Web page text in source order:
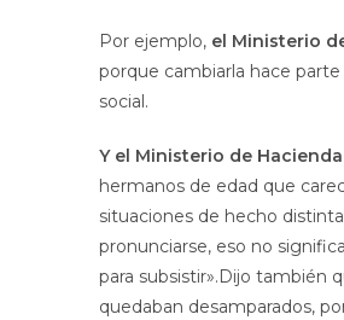
Por ejemplo, el Ministerio
porque cambiarla hace
social.
Y el Ministerio de Hacienda
hermanos de edad que
situaciones de hecho
pronunciarse, eso no
para subsistir».Dijo también
quedaban desamparados,